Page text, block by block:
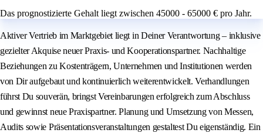
Das prognostizierte Gehalt liegt zwischen 45000 - 65000 € pro Jahr.
Aktiver Vertrieb im Marktgebiet liegt in Deiner Verantwortung – inklusive
gezielter Akquise neuer Praxis- und Kooperationspartner. Nachhaltige
Beziehungen zu Kostenträgern, Unternehmen und Institutionen werden
von Dir aufgebaut und kontinuierlich weiterentwickelt. Verhandlungen
führst Du souverän, bringst Vereinbarungen erfolgreich zum Abschluss
und gewinnst neue Praxispartner. Planung und Umsetzung von Messen,
Audits sowie Präsentationsveranstaltungen gestaltest Du eigenständig. Ein